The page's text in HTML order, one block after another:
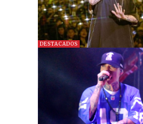
DESTACADOS